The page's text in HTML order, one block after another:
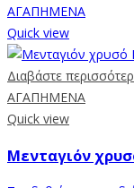
ΑΓΑΠΗΜΕΝΑ
Quick view
Διαβάστε
ΑΓΑΠΗΜΕΝΑ
Quick view
Μενταγιόν